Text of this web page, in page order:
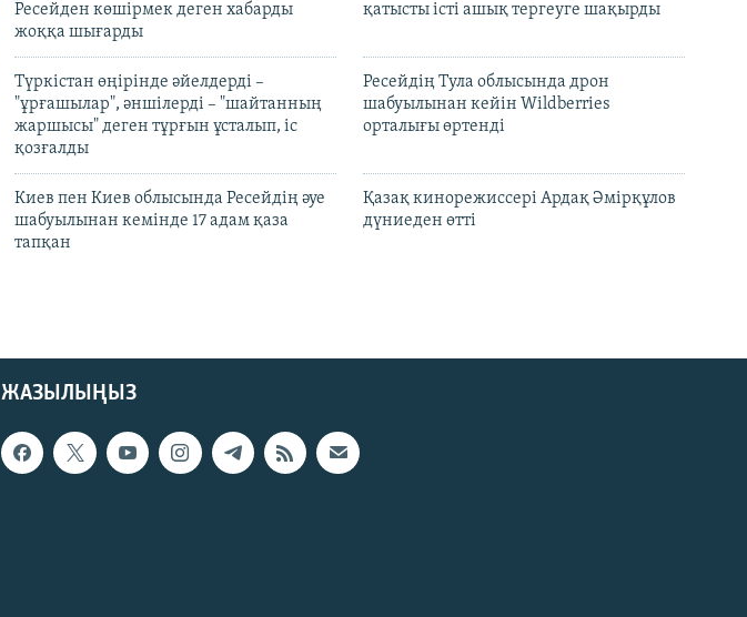
Ресейден көшірмек деген хабарды
жоққа шығарды
қатысты істі ашық тергеуге шақырды
Түркістан өңірінде әйелдерді –
"ұрғашылар", әншілерді – "шайтанның
жаршысы" деген тұрғын ұсталып, іс
қозғалды
Ресейдің Тула облысында дрон
шабуылынан кейін Wildberries
орталығы өртенді
Киев пен Киев облысында Ресейдің әуе
шабуылынан кемінде 17 адам қаза
тапқан
Қазақ кинорежиссері Ардақ Әмірқұлов
дүниеден өтті
ЖАЗЫЛЫҢЫЗ